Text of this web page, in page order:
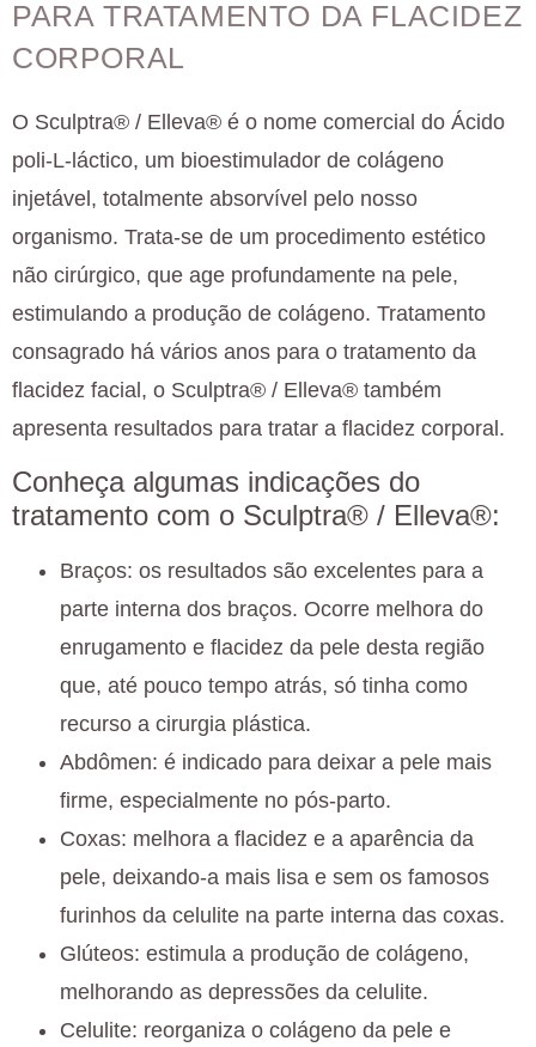
PARA TRATAMENTO DA FLACIDEZ
CORPORAL
O Sculptra® / Elleva® é o nome comercial do Ácido
poli-L-láctico, um bioestimulador de colágeno
injetável, totalmente absorvível pelo nosso
organismo. Trata-se de um procedimento estético
não cirúrgico, que age profundamente na pele,
estimulando a produção de colágeno. Tratamento
consagrado há vários anos para o tratamento da
flacidez facial, o Sculptra® / Elleva® também
apresenta resultados para tratar a flacidez corporal.
Conheça algumas indicações do
tratamento com o Sculptra® / Elleva®:
Braços: os resultados são excelentes para a
parte interna dos braços. Ocorre melhora do
enrugamento e flacidez da pele desta região
que, até pouco tempo atrás, só tinha como
recurso a cirurgia plástica.
Abdômen: é indicado para deixar a pele mais
firme, especialmente no pós-parto.
Coxas: melhora a flacidez e a aparência da
pele, deixando-a mais lisa e sem os famosos
furinhos da celulite na parte interna das coxas.
Glúteos: estimula a produção de colágeno,
melhorando as depressões da celulite.
Celulite: reorganiza o colágeno da pele e